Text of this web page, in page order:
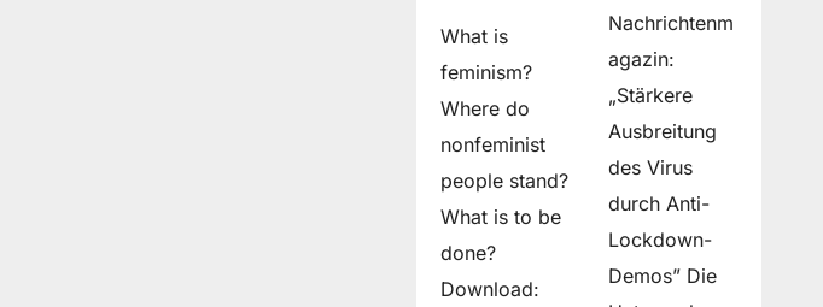
What is
feminism?
Where do
non­feminist
people stand?
What is to be
done?
Download:
Nachrichtenm
agazin:
„Stärkere
Ausbreitung
des Virus
durch Anti-
Lockdown-
Demos” Die